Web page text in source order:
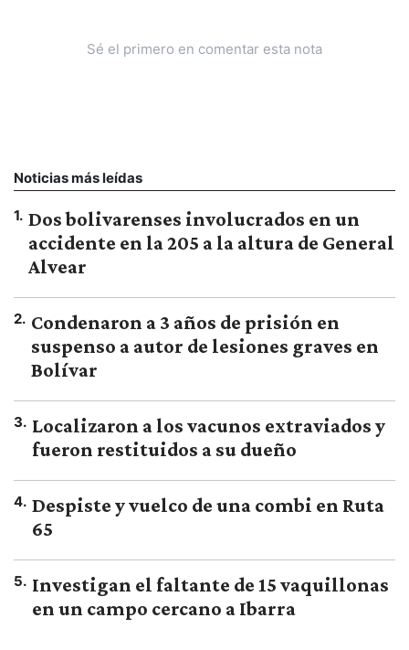
Sé el primero en comentar esta nota
Noticias más leídas
1. Dos bolivarenses involucrados en un
accidente en la 205 a la altura de General
Alvear
2. Condenaron a 3 años de prisión en
suspenso a autor de lesiones graves en
Bolívar
3. Localizaron a los vacunos extraviados y
fueron restituidos a su dueño
4. Despiste y vuelco de una combi en Ruta
65
5. Investigan el faltante de 15 vaquillonas
en un campo cercano a Ibarra